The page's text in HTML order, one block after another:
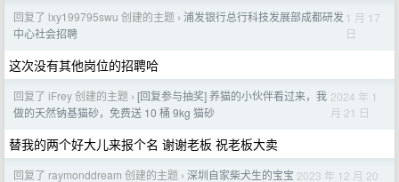
回复了 lxy199795swu 创建的主题 › 浦发银行总行科技发展部成都研发
中心社会招聘
1 月 17
日
这次没有其他岗位的招聘哈
回复了 iFrey 创建的主题 › [回复参与抽奖] 养猫的小伙伴看过来，我
做的天然钠基猫砂，免费送 10 桶 9kg 猫砂
2024 年 1
月 21 日
替我的两个好大儿来报个名 谢谢老板 祝老板大卖
回复了 raymonddream 创建的主题 › 深圳自家柴犬生的宝宝 2023 年 12 月 20